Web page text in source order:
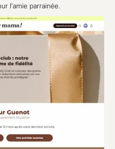
l'amie parrainée.